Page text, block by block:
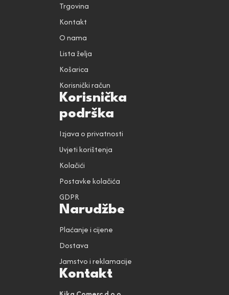
Trgovina
Kontakt
O nama
Lista želja
Košarica
Korisnički račun
Korisnička
podrška
Izjava o privatnosti
Uvjeti korištenja
Kolačići
Postavke kolačića
GDPR
Narudžbe
Plaćanje i cijene
Dostava
Jamstvo i reklamacije
Kontakt